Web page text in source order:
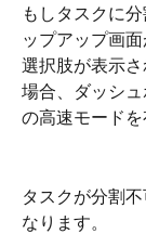
もしタスクに
ップアップ画面
選択肢が表示
場合、ダッシ
の高速モードを
タスクが分割
なります。